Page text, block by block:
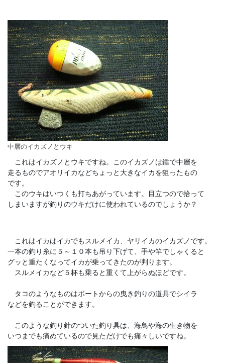
中層のイカズノとウキ
これはイカズノとウキですね。このイカズノは錘で中層を
走るものでアオリイカなどちょっと大きなイカを狙ったもの
です。
このウキはいつくも打ちあがっています。目立つので拾って
しまいますが釣りのウキだけに使われているのでしょうか？
これはイカはイカでもスルメイカ、ヤリイカのイカズノです。
一本の釣り糸に５～１０本も吊り下げて、手や竿でしゃくると
グッと重たくなってイカが乗ってきたのが判ります。
スルメイカなど５杯も乗ると重くて上がらぬほどです。
タコのようなものはボートからの曳き釣りの道具でシイラ
などを釣ることができます。
このような釣り針のついた釣り具は、海鳥や海の生き物を
いつまでも痛めているので見ただけでも痛々しいですね。